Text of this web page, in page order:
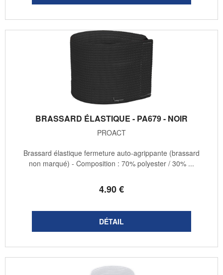
BRASSARD ÉLASTIQUE - PA679 - NOIR
PROACT
4.90€
Brassard élastique fermeture auto-agrippante (brassard
non marqué) - Composition : 70% polyester / 30% ...